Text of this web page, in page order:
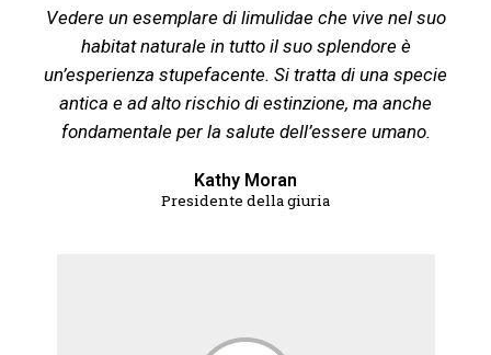
Vedere un esemplare di limulidae che vive nel suo
habitat naturale in tutto il suo splendore è
un’esperienza stupefacente. Si tratta di una specie
antica e ad alto rischio di estinzione, ma anche
fondamentale per la salute dell’essere umano.
Kathy Moran
Presidente della giuria